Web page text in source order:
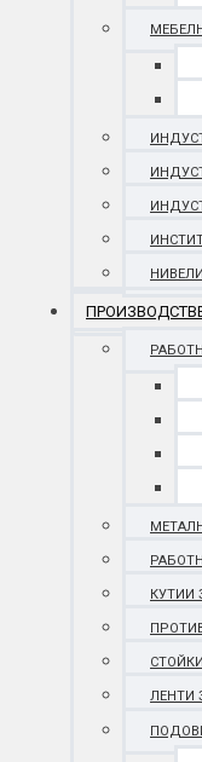
КУТИИ
ЛЕНТИ